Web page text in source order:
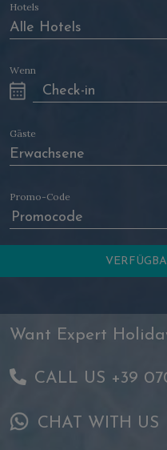
Hotels
Wenn
Gäste
Promo-Code
Want Expert
CALL US +39
CHAT WITH US